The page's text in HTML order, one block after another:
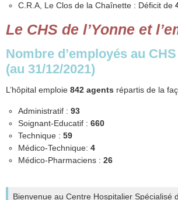
C.R.A, Le Clos de la Chaînette : Déficit de
Le CHS de l’Yonne et
Nombre d’employés au CHS
(au 31/12/2021)
L’hôpital emploie 842 agents répartis de la
Administratif : 93
Soignant-Educatif : 660
Technique : 59
Médico-Technique: 4
Médico-Pharmaciens : 26
Bienvenue au Centre Hospitalier Spécialisé